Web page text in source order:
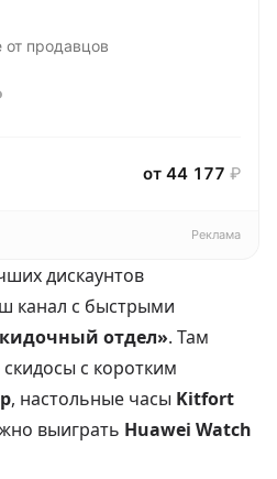
продавцов
от 44 177 ₽
Реклама
дискаунтов
канал с быстрыми
отдел». Там
с коротким
, настольные часы Kitfort
выиграть Huawei Watch